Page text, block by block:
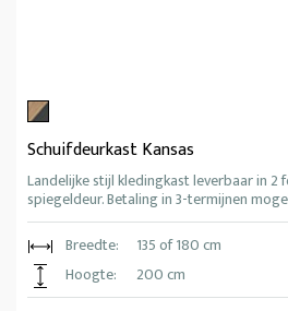
Schuifdeurkast Kansas
Landelijke stijl kledingkast leverbaar in 2
spiegeldeur. Betaling in 3-termijnen
Breedte:
135 of 180 cm
Hoogte:
200 cm